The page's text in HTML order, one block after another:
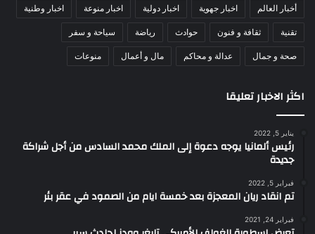
أخبار العالم اخبار جهوية اخبار دولية اخبار منوعة اخبار وطنية
تقنية ثقافة و فنون حوادث رياضة سياحة و سفر
صحة و جمال عدالة و محاكم مال و أعمال منوعات
اكثر الاخبار تعليقا
يناير 5, 2022
رئيس ألمانيا يوجه دعوة إلى الملك محمد السادس من أجل شراكة
جديدة
فبراير 5, 2022
تم انقاد ريان المعجزة بعد خمسة ايام من الصمود في عقر بئر
فبراير 24, 2021